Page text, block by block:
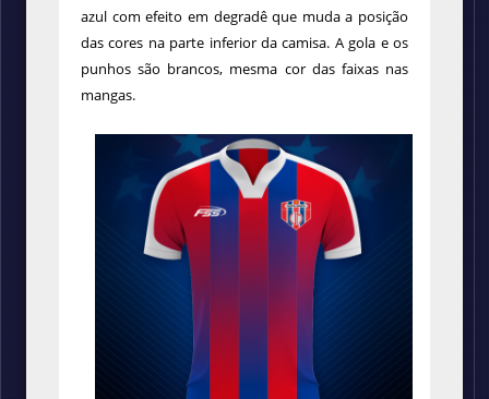
azul com efeito em degradê que muda a posição
das cores na parte inferior da camisa. A gola e os
punhos são brancos, mesma cor das faixas nas
mangas.